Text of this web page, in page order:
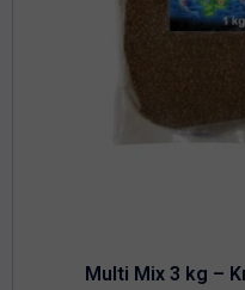
Multi Mix 3 kg – je
5,0